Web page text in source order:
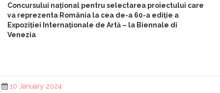
Concursului național pentru selectarea proiectului care
va reprezenta România la cea de-a 60-a ediție a
Expoziției Internaționale de Artă – la Biennale di
Venezia
10 January 2024